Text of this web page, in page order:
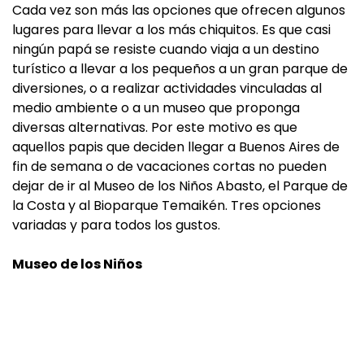
Cada vez son más las opciones que ofrecen algunos
lugares para llevar a los más chiquitos. Es que casi
ningún papá se resiste cuando viaja a un destino
turístico a llevar a los pequeños a un gran parque de
diversiones, o a realizar actividades vinculadas al
medio ambiente o a un museo que proponga
diversas alternativas. Por este motivo es que
aquellos papis que deciden llegar a Buenos Aires de
fin de semana o de vacaciones cortas no pueden
dejar de ir al Museo de los Niños Abasto, el Parque de
la Costa y al Bioparque Temaikén. Tres opciones
variadas y para todos los gustos.
Museo de los Niños